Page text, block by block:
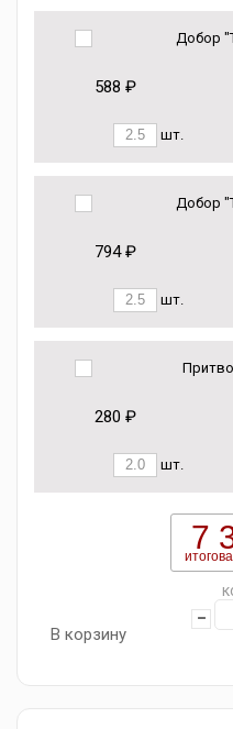
Добор
588 ₽
шт.
Добор
794 ₽
шт.
280 ₽
шт.
7
В корзину